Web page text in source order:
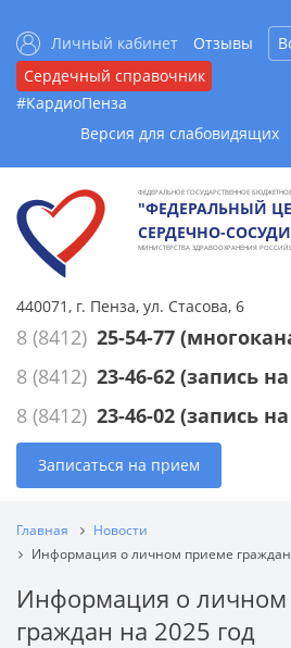
Личный кабинет Отзывы
Сердечный справочник
#КардиоПенза
Версия для слабовидящих
ФЕДЕРАЛЬНОЕ ГОСУДАРСТВЕННОЕ
"ФЕДЕРАЛЬНЫЙ
СЕРДЕЧНО-
МИНИСТЕРСТВА ЗДРАВООХРАНЕНИЯ
440071, г. Пенза, ул. Стасова, 6
8 (8412) 25-54-77
8 (8412) 23-46-62 (запись
8 (8412) 23-46-02 (запись
Записаться на прием
Главная
Новости
Информация о личном приеме граждан
Информация о
граждан на 2025 год